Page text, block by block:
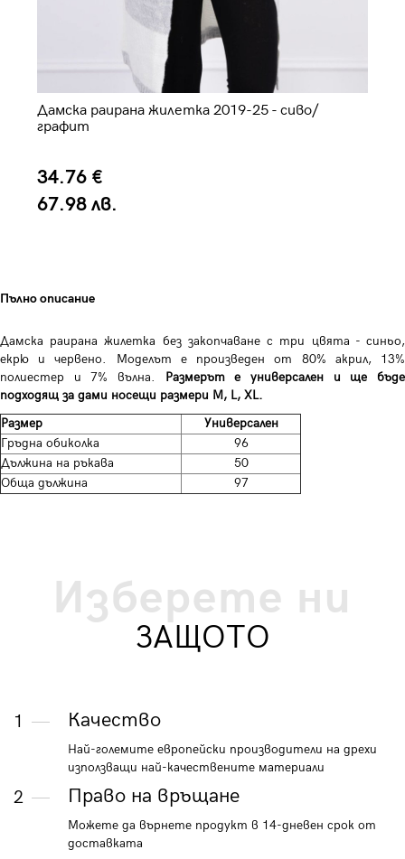
Дамска раирана жилетка 2019-25 - сиво/
графит
34.76 €
67.98 лв.
Пълно описание
Дамска раирана жилетка без закопчаване с три цвята - синьо,
екрю и червено. Моделът е произведен от 80% акрил, 13%
полиестер и 7% вълна. Размерът е универсален и ще бъде
подходящ за дами носещи размери M, L, XL.
Размер
Универсален
Гръдна обиколка
96
Дължина на ръкава
50
Обща дължина
97
Изберете ни
ЗАЩОТО
1 Качество
Най-големите европейски производители на дрехи
използващи най-качествените материали
2 Право на връщане
Можете да върнете продукт в 14-дневен срок от
доставката